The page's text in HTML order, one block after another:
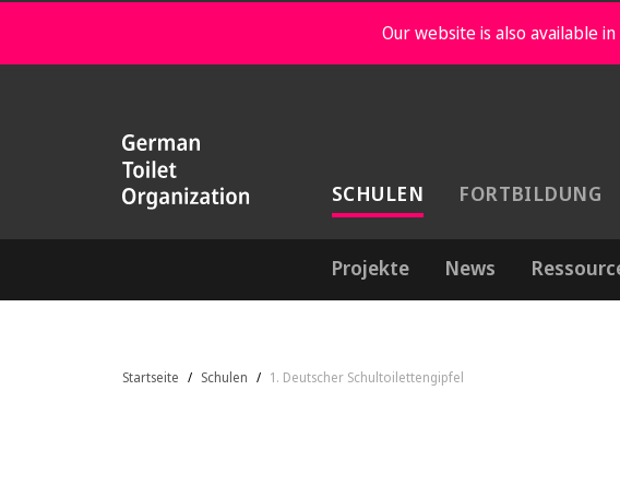
Our website is also available
SCHULEN FORTBILDUNG
Projekte News
Startseite Schulen 1. Deutscher Schultoilettengipfel